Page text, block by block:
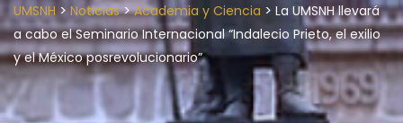
UMSNH > Noticias>Academia y Ciencia > La UMSNH llevará
a cabo el Seminario Internacional “Indalecio Prieto, el exilio
y el México posrevolucionario”